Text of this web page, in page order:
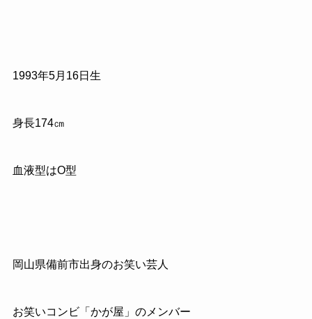
1993年5月 16日生
身長174㎝
血液型はO型
岡山県備前市出身のお笑い芸人
お笑いコンビ「かが屋」のメンバー